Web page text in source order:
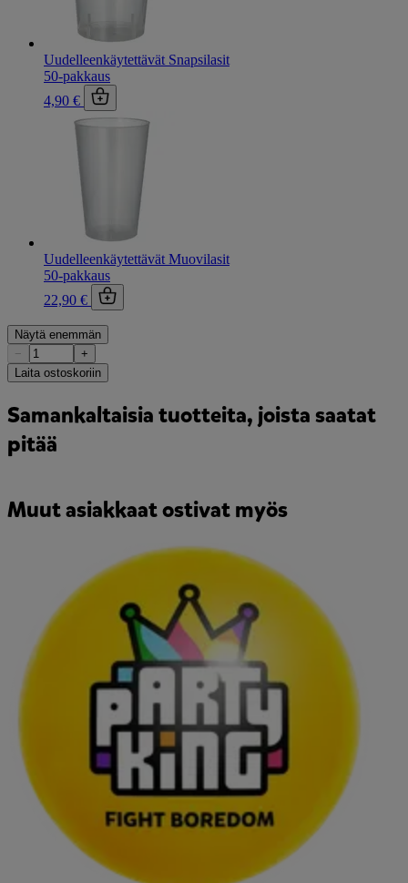
Uudelleenkäytettävät Snapsilasit
50-pakkaus
4,90 €
Uudelleenkäytettävät Muovilasit
50-pakkaus
22,90 €
Näytä enemmän
−
+
Laita ostoskoriin
Samankaltaisia tuotteita, joista saatat
pitää
Muut asiakkaat ostivat myös